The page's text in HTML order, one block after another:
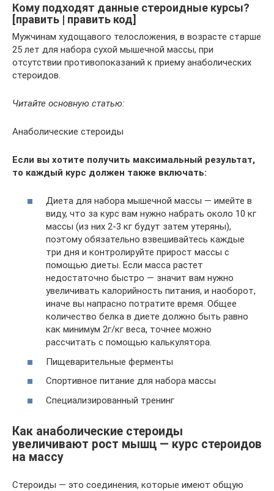
Кому подходят данные стероидные курсы?
[править | править код]
Мужчинам худощавого телосложения, в возрасте старше
25 лет для набора сухой мышечной массы, при
отсутствии противопоказаний к приему анаболических
стероидов.
Читайте основную статью:
Анаболические стероиды
Если вы хотите получить максимальный результат,
то каждый курс должен также включать:
Диета для набора мышечной массы — имейте в
виду, что за курс вам нужно набрать около 10 кг
массы (из них 2-3 кг будут затем утеряны),
поэтому обязательно взвешивайтесь каждые
три дня и контролируйте прирост массы с
помощью диеты. Если масса растет
недостаточно быстро — значит вам нужно
увеличивать калорийность питания, и наоборот,
иначе вы напрасно потратите время. Общее
количество белка в диете должно быть равно
как минимум 2г/кг веса, точнее можно
рассчитать с помощью калькулятора.
Пищеварительные ферменты
Спортивное питание для набора массы
Специализированный тренинг
Как анаболические стероиды
увеличивают рост мышц — курс стероидов
на массу
Стероиды — это соединения, которые имеют общую